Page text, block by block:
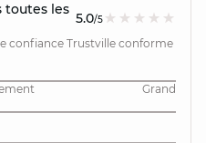
toutes les
5.0/5
confiance Trustville conforme
Grand